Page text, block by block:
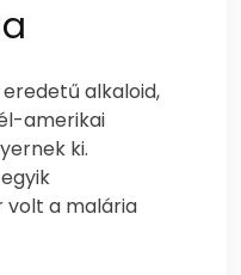
alkaloid,
amerikai
ki.
volt a malária